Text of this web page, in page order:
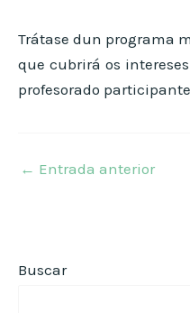
Trátase dun programa
que cubrirá os
profesorado
← Entrada anterior
Buscar